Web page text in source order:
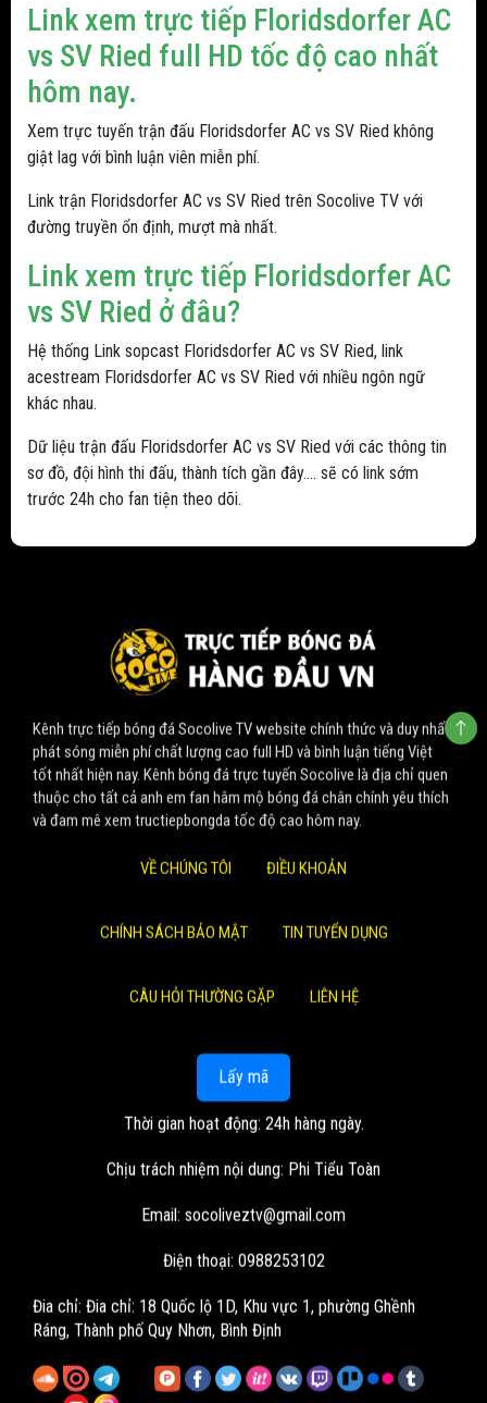
Link xem trực tiếp Floridsdorfer AC
vs SV Ried full HD tốc độ cao nhất
hôm nay.
Xem trực tuyến trận đấu Floridsdorfer AC vs SV Ried không
giật lag với bình luận viên miễn phí.
Link trận Floridsdorfer AC vs SV Ried trên Socolive TV với
đường truyền ổn định, mượt mà nhất.
Link xem trực tiếp Floridsdorfer AC
vs SV Ried ở đâu?
Hệ thống Link sopcast Floridsdorfer AC vs SV Ried, link
acestream Floridsdorfer AC vs SV Ried với nhiều ngôn ngữ
khác nhau.
Dữ liệu trận đấu Floridsdorfer AC vs SV Ried với các thông tin
sơ đồ, đội hình thi đấu, thành tích gần đây.... sẽ có link sớm
trước 24h cho fan tiện theo dõi.
Kênh trực tiếp bóng đá Socolive TV website chính thức và duy nhất
phát sóng miễn phí chất lượng cao full HD và bình luận tiếng Việt
tốt nhất hiện nay. Kênh bóng đá trực tuyến Socolive là địa chỉ quen
thuộc cho tất cả anh em fan hâm mộ bóng đá chân chính yêu thích
và đam mê xem tructiepbongda tốc độ cao hôm nay.
VỀ CHÚNG TÔI ĐIỀU KHOẢN
CHÍNH SÁCH BẢO MẬT TIN TUYỂN DỤNG
CÂU HỎI THƯỜNG GẶP LIÊN HỆ
Lấy mã
Thời gian hoạt động: 24h hàng ngày.
Chịu trách nhiệm nội dung: Phi Tiểu Toàn
Email: socoliveztv@gmail.com
Điện thoại: 0988253102
Đia chỉ: Đia chỉ: 18 Quốc lộ 1D, Khu vực 1, phường Ghềnh
Ráng, Thành phố Quy Nhơn, Bình Định